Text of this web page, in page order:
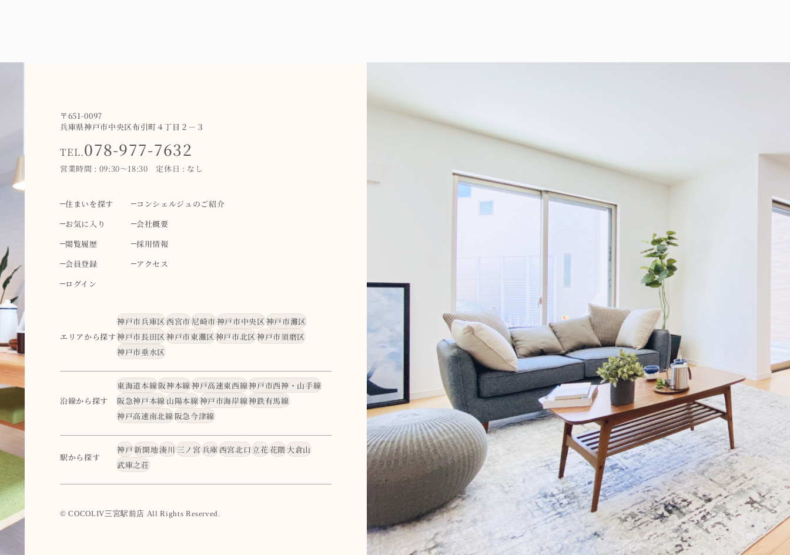
〒651-0097
兵庫県神戸市中央区布引町４丁目２－３
TEL.078-977-7632
営業時間 : 09:30～18:30 定休日 : なし
住まいを探す
コンシェルジュのご紹介
お気に入り
会社概要
閲覧履歴
採用情報
会員登録
アクセス
ログイン
エリアから探す
神戸市兵庫区 西宮市 尼崎市 神戸市中央区神戸市灘区
神戸市長田区 神戸市東灘区 神戸市北区 神戸市須磨区
神戸市垂水区
沿線から探す
東海道本線阪神本線 神戸高速東西線神戸市西神・山手線
阪急神戸本線 山陽本線神戸市海岸線神鉄有馬線
神戸高速南北線阪急今津線
駅から探す
神戸新開地湊川三ノ宮兵庫西宮北口 立花花隈大倉山
武庫之荘
© COCOLIV三宮駅前店 All Rights Reserved.